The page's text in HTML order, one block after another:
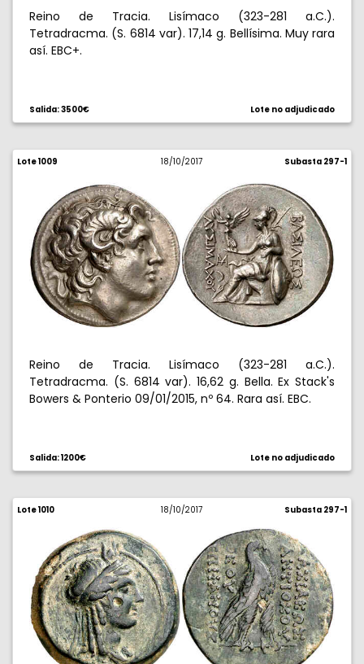
Reino de Tracia. Lisímaco (323-281 a.C.).
Tetradracma. (S. 6814 var). 17,14 g. Bellísima. Muy rara
así. EBC+.
Salida: 3500€ Lote no adjudicado
Lote 1009 18/10/2017 Subasta 297-1
Reino de Tracia. Lisímaco (323-281 a.C.).
Tetradracma. (S. 6814 var). 16,62 g. Bella. Ex Stack's
Bowers & Ponterio 09/01/2015, nº 64. Rara así. EBC.
Salida: 1200€ Lote no adjudicado
Lote 1010 18/10/2017 Subasta 297-1